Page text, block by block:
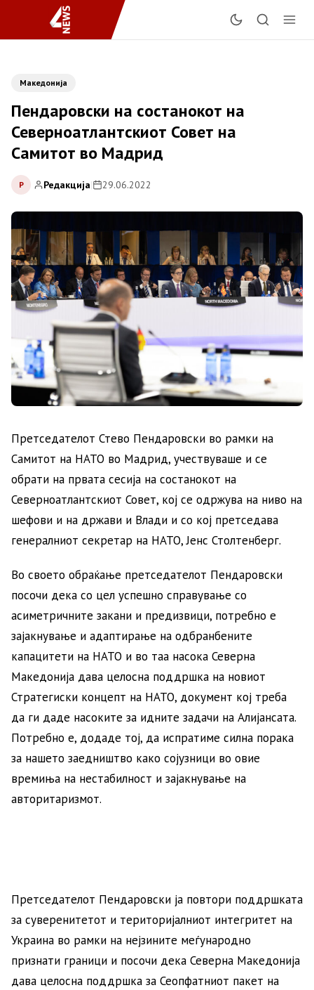
Македонија
Пендаровски на состанокот на
Северноатлантскиот Совет на
Самитот во Мадрид
Р Редакција| 29.06.2022
Претседателот Стево Пендаровски во рамки на
Самитот на НАТО во Мадрид, учествуваше и се
обрати на првата сесија на состанокот на
Северноатлантскиот Совет, кој се одржува на ниво на
шефови и на држави и Влади и со кој претседава
генералниот секретар на НАТО, Јенс Столтенберг.
Во своето обраќање претседателот Пендаровски
посочи дека со цел успешно справување со
асиметричните закани и предизвици, потребно е
зајакнување и адаптирање на одбранбените
капацитети на НАТО и во таа насока Северна
Македонија дава целосна поддршка на новиот
Стратегиски концепт на НАТО, документ кој треба
да ги даде насоките за идните задачи на Алијансата.
Потребно е, додаде тој, да испратиме силна порака
за нашето заедништво како сојузници во овие
времиња на нестабилност и зајакнување на
авторитаризмот.
Претседателот Пендаровски ја повтори поддршката
за суверенитетот и територијалниот интегритет на
Украина во рамки на нејзините меѓународно
признати граници и посочи дека Северна Македонија
дава целосна поддршка за Сеопфатниот пакет на